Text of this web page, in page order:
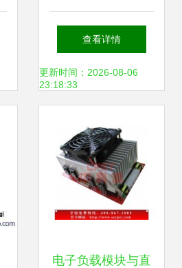
源价格与厂家选择
以南通天泉太阳能
查看详情
更新时间：2026-08-06
23:18:33
电子负载模块与直